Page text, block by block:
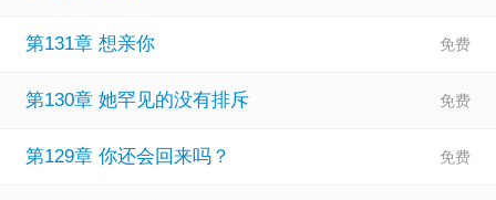
第131章 想亲你
第130章 她罕见的没有排斥
第129章 你还会回来吗？